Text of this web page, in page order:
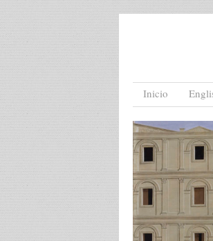
Menu
Skip to content
Inicio